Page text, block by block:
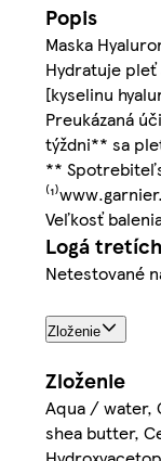
Popis
Maska
Hydratuje pleť
[kyselinu
Preukázaná
týždni** sa
**
Veľkosť
Logá
Netestované
Zloženie
Zloženie
Aqua / water,
shea butter,